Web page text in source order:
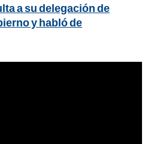
a su delegación de
y habló de